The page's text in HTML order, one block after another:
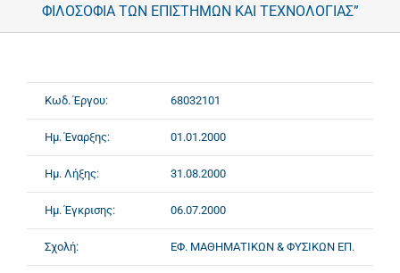
ΦΙΛΟΣΟΦΙΑ ΤΩΝ ΕΠΙΣΤΗΜΩΝ ΚΑΙ ΤΕΧΝΟΛΟΓΙΑΣ”
Κωδ. Έργου: 68032101
Ημ. Έναρξης: 01.01.2000
Ημ. Λήξης: 31.08.2000
Ημ. Έγκρισης: 06.07.2000
Σχολή: ΕΦ. ΜΑΘΗΜΑΤΙΚΩΝ & ΦΥΣΙΚΩΝ ΕΠ.